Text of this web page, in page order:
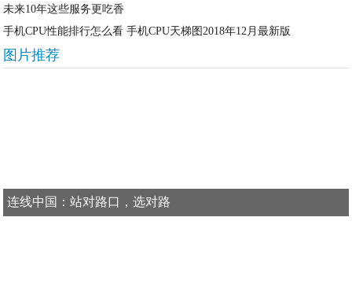
未来10年这些服务更吃香
手机CPU性能排行怎么看 手机CPU天梯图2018年12月最新版
图片推荐
连线中国：站对路口，选对路